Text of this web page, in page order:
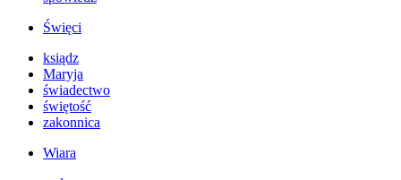
Święci
ksiądz
Maryja
świadectwo
świętość
zakonnica
Wiara